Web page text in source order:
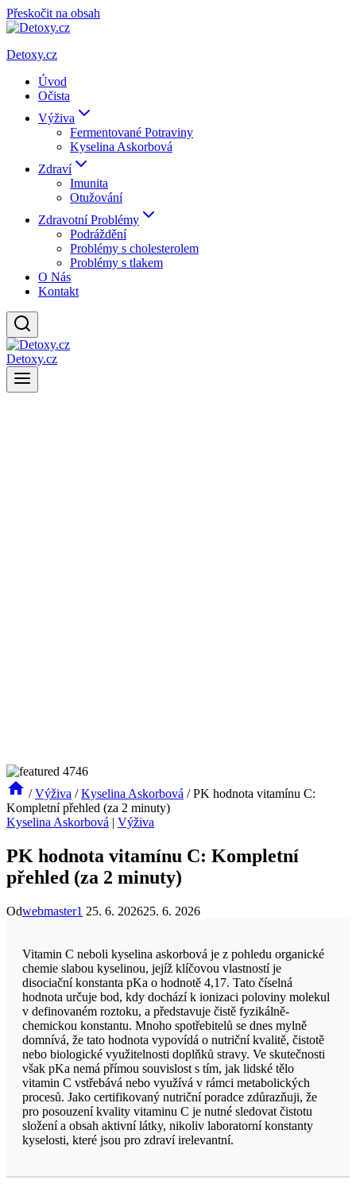
Přeskočit na obsah
Detoxy.cz
Úvod
Očista
Výživa
Fermentované Potraviny
Kyselina Askorbová
Zdraví
Imunita
Otužování
Zdravotní Problémy
Podráždění
Problémy s cholesterolem
Problémy s tlakem
O Nás
Kontakt
Detoxy.cz
/ Výživa / Kyselina Askorbová / PK hodnota vitamínu C:
Kompletní přehled (za 2 minuty)
Kyselina Askorbová | Výživa
PK hodnota vitamínu C: Kompletní
přehled (za 2 minuty)
Odwebmaster1 25. 6. 202625. 6. 2026
Vitamin C neboli kyselina askorbová je z pohledu organické
chemie slabou kyselinou, jejíž klíčovou vlastností je
disociační konstanta pKa o hodnotě 4,17. Tato číselná
hodnota určuje bod, kdy dochází k ionizaci poloviny molekul
v definovaném roztoku, a představuje čistě fyzikálně-
chemickou konstantu. Mnoho spotřebitelů se dnes mylně
domnívá, že tato hodnota vypovídá o nutriční kvalitě, čistotě
nebo biologické využitelnosti doplňků stravy. Ve skutečnosti
však pKa nemá přímou souvislost s tím, jak lidské tělo
vitamin C vstřebává nebo využívá v rámci metabolických
procesů. Jako certifikovaný nutriční poradce zdůrazňuji, že
pro posouzení kvality vitaminu C je nutné sledovat čistotu
složení a obsah aktivní látky, nikoliv laboratorní konstanty
kyselosti, které jsou pro zdraví irelevantní.